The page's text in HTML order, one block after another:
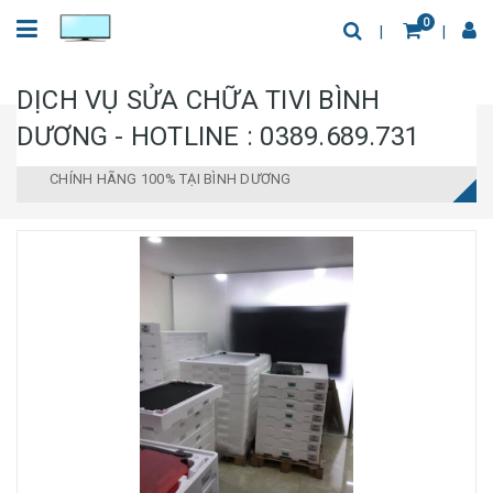
0
DỊCH VỤ SỬA CHỮA TIVI BÌNH
DƯƠNG - HOTLINE : 0389.689.731
CHÍNH HÃNG 100% TẠI BÌNH DƯƠNG